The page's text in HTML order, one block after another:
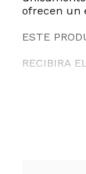
ofrecen un
ESTE
RECIBIRA